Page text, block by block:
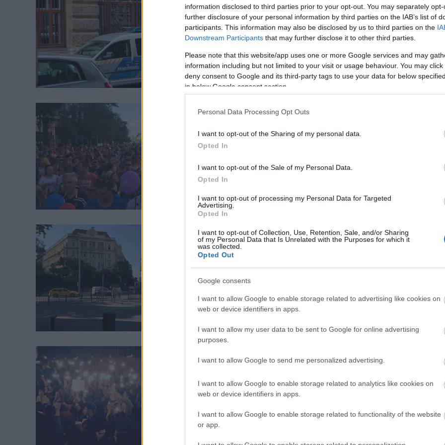
information disclosed to third parties prior to your opt-out. You may separately
further disclosure of your personal information by third parties on the IAB’s list of
participants. This information may also be disclosed by us to third parties on the
Downstream Participants that may further disclose it to other third parties.
Please note that this website/app uses one or more Google services and may
information including but not limited to your visit or usage behaviour. You may
deny consent to Google and its third-party tags to use your data for below
in below Google consent section.
Personal Data Processing Opt Outs
I want to opt-out of the Sharing of my personal data.
Opted In
I want to opt-out of the Sale of my Personal Data.
Opted In
I want to opt-out of processing my Personal Data for Targeted
Advertising.
Opted In
I want to opt-out of Collection, Use, Retention, Sale, and/or Sharing
of my Personal Data that Is Unrelated with the Purposes for which it
was collected.
Opted Out
Google consents
I want to allow Google to enable storage related to advertising like cookies on
web or device identifiers in apps.
I want to allow my user data to be sent to Google for online advertising
purposes.
I want to allow Google to send me personalized advertising.
I want to allow Google to enable storage related to analytics like cookies on
web or device identifiers in apps.
I want to allow Google to enable storage related to functionality of the website
or app.
Az október 1. óta hatályos gyülekezési törvény legalizálta a
rendőrségnek azt a korábbi jogsértő gyakorlatát, hogy védett
személyek jelenlétére hivatkozva korlátozta a...
Rendőrség Tüntetés Gyülekezési Jog Véleménynyilvánítás
HEGYISZABOLCS
2018. 10.
10.
TOVÁBB >
AZ ÚJ GYÜLEKEZÉSI TÖRVÉNY MEGLOPNÁ
Mit jelent a tüntetés egy demokráciában? Azt, hogy a hatalmat
JOGÁLLAMBAN A PRIDE KORDONMENTES
A rendőrség a várakozásokkal ellentétben mégis hermetikusan
fenntartja azt az évtizedes gyakorlatot, hogy a menetet elzárja,
elszeparálja a várostól és annak lakóitól...
Pride Gyülekezési Jog Véleménynyilvánítás Lmbt+
TÁRSASÁG A SZABADSÁGJOGOKÉRT
2017. 07.
TILTAKOZZ, NEM VAGY EGYEDÜL!
a pártpolitikáról. A politika saját ügyeink intézése: minden olyan
rendszernek ez az alapja, ami az állampolgárok részvételét
TOVÁBB >